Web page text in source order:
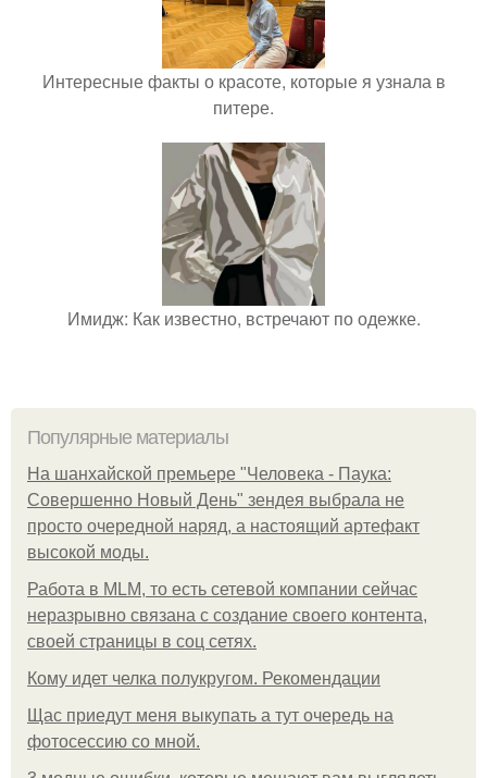
Интересные факты о красоте, которые я узнала в
питере.
Имидж: Как известно, встречают по одежке.
Популярные материалы
На шанхайской премьере "Человека - Паука:
Совершенно Новый День" зендея выбрала не
просто очередной наряд, а настоящий артефакт
высокой моды.
Работа в MLM, то есть сетевой компании сейчас
неразрывно связана с создание своего контента,
своей страницы в соц сетях.
Кому идет челка полукругом. Рекомендации
Щас приедут меня выкупать а тут очередь на
фотосессию со мной.